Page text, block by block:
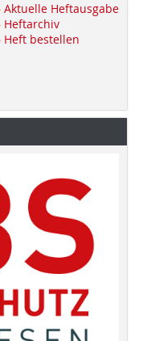
Aktuelle Heftausgabe
Heftarchiv
Heft bestellen